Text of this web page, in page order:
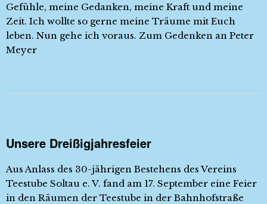
Gefühle, meine Gedanken, meine Kraft und meine
Zeit. Ich wollte so gerne meine Träume mit Euch
leben. Nun gehe ich voraus. Zum Gedenken an Peter
Meyer
Unsere Dreißigjahresfeier
Aus Anlass des 30-jährigen Bestehens des Vereins
Teestube Soltau e. V. fand am 17. September eine Feier
in den Räumen der Teestube in der Bahnhofstraße